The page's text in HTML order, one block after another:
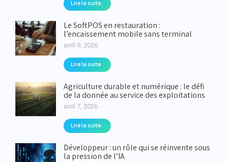
Lire la suite
Le SoftPOS en restauration :
l’encaissement mobile sans terminal
avril 9, 2026
Lire la suite
Agriculture durable et numérique : le défi
de la donnée au service des exploitations
avril 7, 2026
Lire la suite
Développeur : un rôle qui se réinvente sous
la pression de l’IA